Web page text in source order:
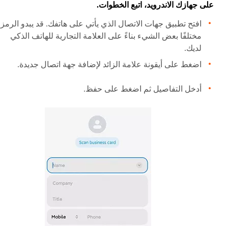
على جهازك الاندرويد، اتبع الخطوات.
افتح تطبيق جهات الاتصال الذي يأتي على هاتفك. قد يبدو الرمز
مختلفًا بعض الشيء بناءً على العلامة التجارية للهاتف الذكي
لديك.
اضغط على أيقونة علامة الزائد لإضافة جهة اتصال جديدة.
أدخل التفاصيل ثم اضغط على حفظ.